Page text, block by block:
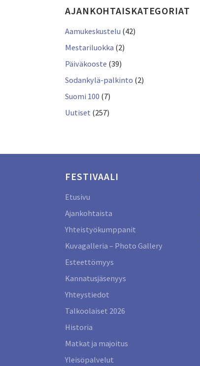
AJANKOHTAISKATEGORIAT
Aamukeskustelu (42)
Mestariluokka (2)
Päiväkooste (39)
Sodankylä-palkinto (2)
Suomi 100 (7)
Uutiset (257)
FESTIVAALI
Etusivu
Ajankohtaista
Yhteistyökumppanit
Kuvagalleria – Photo Gallery
Esteettömyys
Kannatusjäsenyys
Yhteystiedot
Talkoolaiset 2026
Historia
Matkat ja majoitus
Yleisöpalvelut